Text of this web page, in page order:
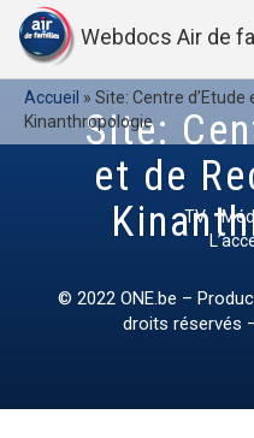
Webdocs Air de
Accueil » Site: Centre d’Etude
Kinanthropologie
Site:
et de
TV
© 2022 ONE.be –
droits réservés